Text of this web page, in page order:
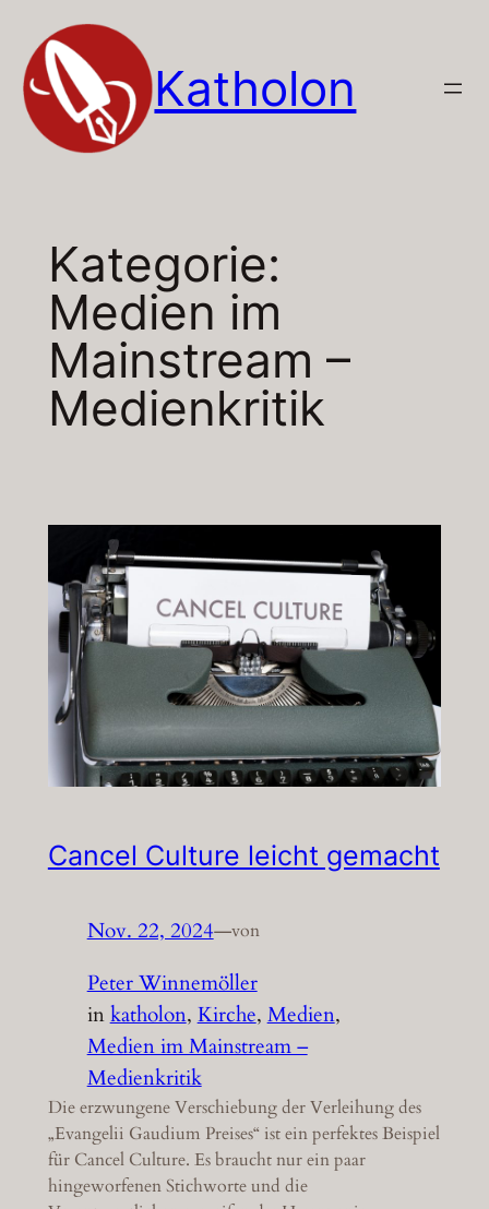
Inhalt
springen
Katholon
Kategorie:
Medien im
Mainstream –
Medienkritik
Cancel Culture leicht gemacht
Nov. 22, 2024—von
Peter Winnemöller
inkatholon, Kirche, Medien
Medien im Mainstream –
Medienkritik
Die erzwungene Verschiebung der Verleihung des
„Evangelii Gaudium Preises“ ist ein perfektes Beispiel
für Cancel Culture. Es braucht nur ein paar
hingeworfenen Stichworte und die